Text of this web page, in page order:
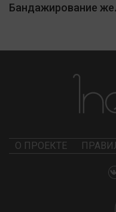
Бандажирование
О ПРОЕКТЕ